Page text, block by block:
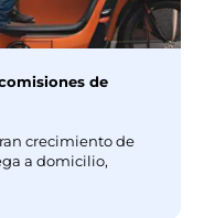
de
crecimiento de
a domicilio,